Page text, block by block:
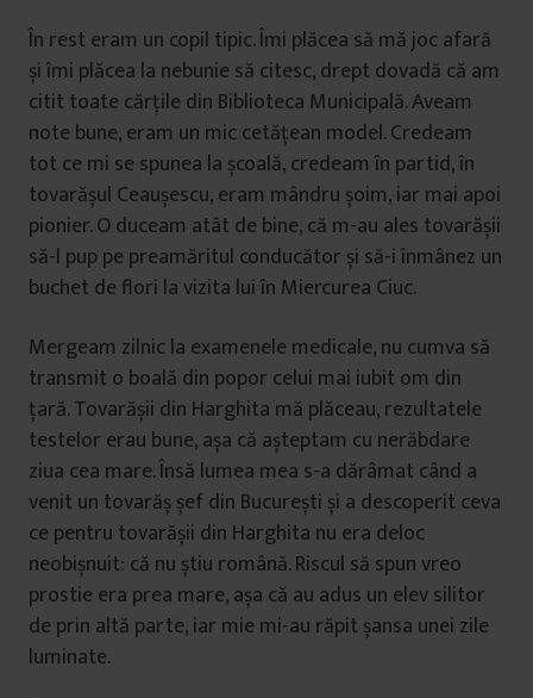
În rest eram un copil tipic. Îmi plăcea să mă joc afară
și îmi plăcea la nebunie să citesc, drept dovadă că am
citit toate cărțile din Biblioteca Municipală. Aveam
note bune, eram un mic cetățean model. Credeam
tot ce mi se spunea la școală, credeam în partid, în
tovarășul Ceaușescu, eram mândru șoim, iar mai apoi
pionier. O duceam atât de bine, că m-au ales tovarășii
să-l pup pe preamăritul conducător și să-i înmânez un
buchet de flori la vizita lui în Miercurea Ciuc.
Mergeam zilnic la examenele medicale, nu cumva să
transmit o boală din popor celui mai iubit om din
țară. Tovarășii din Harghita mă plăceau, rezultatele
testelor erau bune, așa că așteptam cu nerăbdare
ziua cea mare. Însă lumea mea s-a dărâmat când a
venit un tovarăș șef din București și a descoperit ceva
ce pentru tovarășii din Harghita nu era deloc
neobișnuit: că nu știu română. Riscul să spun vreo
prostie era prea mare, așa că au adus un elev silitor
de prin altă parte, iar mie mi-au răpit șansa unei zile
luminate.